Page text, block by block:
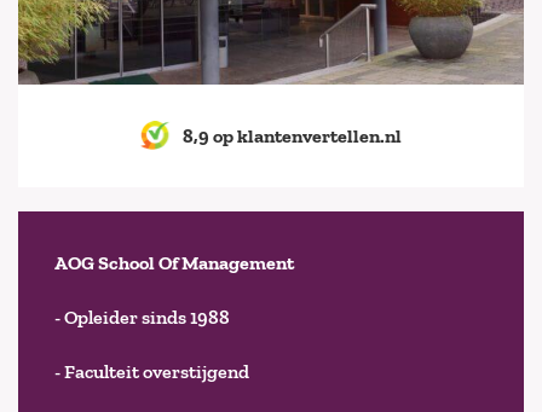
8,9 op klantenvertellen.nl
AOG School Of Management
- Opleider sinds 1988
- Faculteit overstijgend